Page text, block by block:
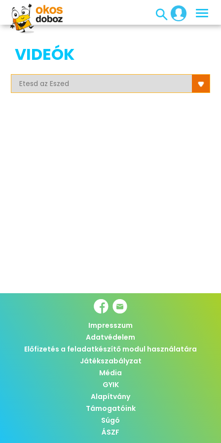
VIDEÓK
Impresszum
Adatvédelem
Előfizetés a feladatkészítő modul használatára
Játékszabályzat
Média
GYIK
Alapítvány
Támogatóink
Súgó
ÁSZF